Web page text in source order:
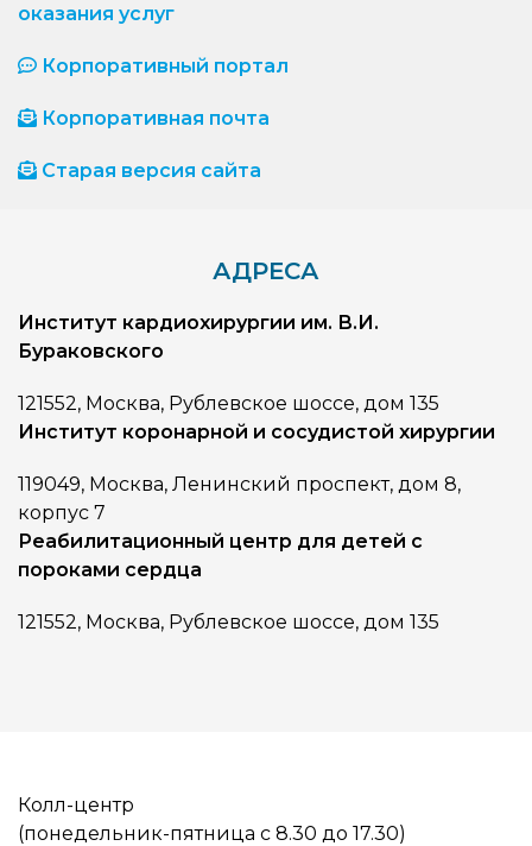
оказания услуг
Корпоративный портал
Корпоративная почта
Старая версия сайта
АДРЕСА
Институт кардиохирургии им. В.И.
Бураковского
121552, Москва, Рублевское шоссе, дом 135
Институт коронарной и сосудистой хирургии
119049, Москва, Ленинский проспект, дом 8,
корпус 7
Реабилитационный центр для детей с
пороками сердца
121552, Москва, Рублевское шоссе, дом 135
Колл-центр
(понедельник-пятница с 8.30 до 17.30)